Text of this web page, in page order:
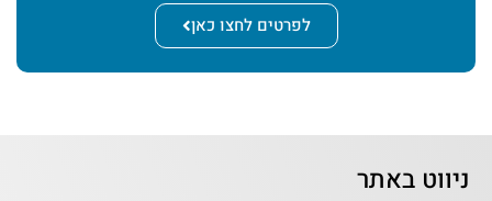
לפרטים לחצו כאן
ניווט באתר